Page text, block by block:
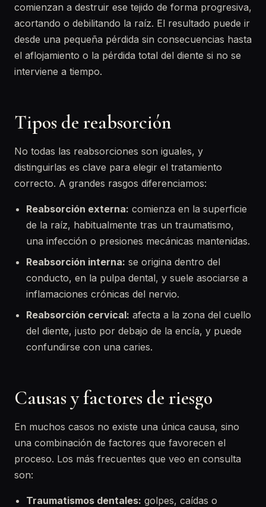
comienzan a destruir ese tejido de forma progresiva,
acortando o debilitando la raíz. El resultado puede ir
desde una pequeña pérdida sin consecuencias hasta
el aflojamiento o la pérdida total del diente si no se
interviene a tiempo.
Tipos de reabsorción
No todas las reabsorciones son iguales, y
distinguirlas es clave para elegir el tratamiento
correcto. A grandes rasgos diferenciamos:
Reabsorción externa: comienza en la superficie
de la raíz, habitualmente tras un traumatismo,
una infección o presiones mecánicas mantenidas.
Reabsorción interna: se origina dentro del
conducto, en la pulpa dental, y suele asociarse a
inflamaciones crónicas del nervio.
Reabsorción cervical: afecta a la zona del cuello
del diente, justo por debajo de la encía, y puede
confundirse con una caries.
Causas y factores de riesgo
En muchos casos no existe una única causa, sino
una combinación de factores que favorecen el
proceso. Los más frecuentes que veo en consulta
son:
Traumatismos dentales: golpes, caídas o